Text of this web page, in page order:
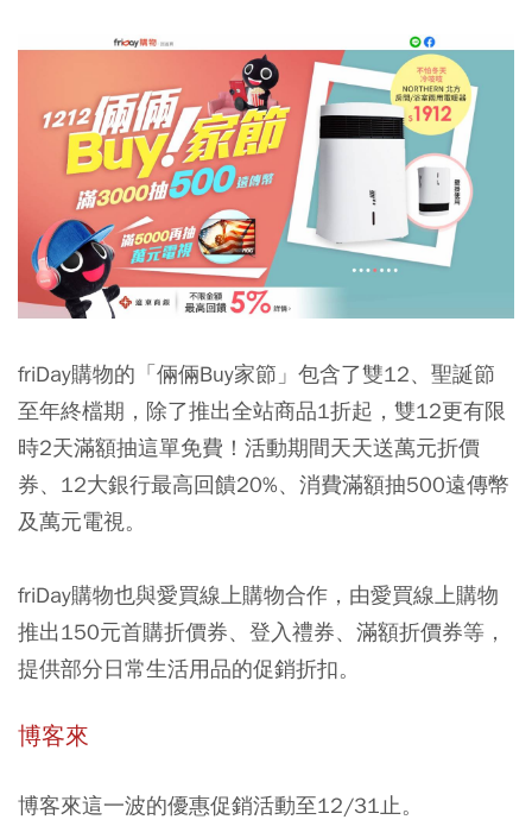
friDay購物的「倆倆Buy家節」包含了雙12、聖誕節
至年終檔期，除了推出全站商品1折起，雙12更有限
時2天滿額抽這單免費！活動期間天天送萬元折價
券、12大銀行最高回饋20%、消費滿額抽500遠傳幣
及萬元電視。
friDay購物也與愛買線上購物合作，由愛買線上購物
推出150元首購折價券、登入禮券、滿額折價券等，
提供部分日常生活用品的促銷折扣。
博客來
博客來這一波的優惠促銷活動至12/31止。